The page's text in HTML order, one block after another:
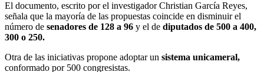
El documento, escrito por el investigador Christian García Reyes,
señala que la mayoría de las propuestas coincide en disminuir el
número de senadores de 128 a 96 y el de diputados de 500 a 400,
300 o 250.
Otra de las iniciativas propone adoptar un sistema unicameral,
conformado por 500 congresistas.